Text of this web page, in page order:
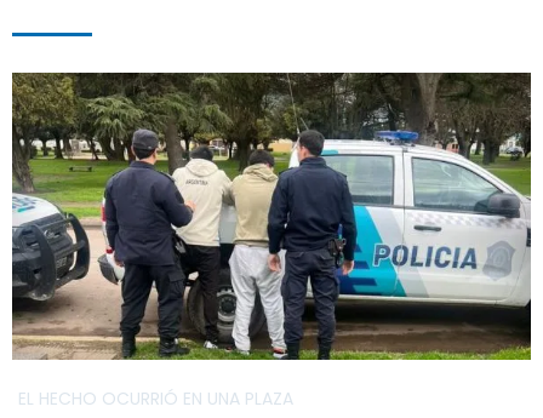
EL HECHO OCURRIÓ EN UNA PLAZA